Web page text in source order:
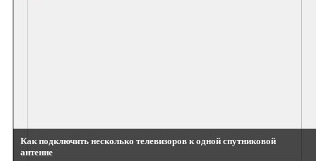
Как подключить несколько телевизоров к одной спутниковой
антенне